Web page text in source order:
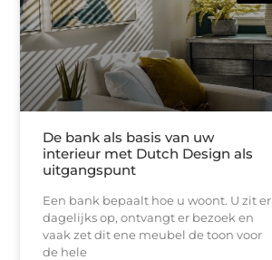
De bank als basis van uw
interieur met Dutch Design als
uitgangspunt
Een bank bepaalt hoe u woont. U zit er
dagelijks op, ontvangt er bezoek en
vaak zet dit ene meubel de toon voor
de hele